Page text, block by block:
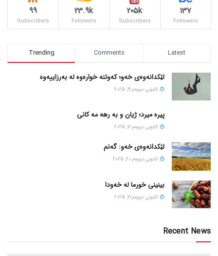
137
Followers
205k
Subscribers
23.9k
Followers
99
Subscribers
Trending Comments Latest
لێکدانەوەی خەو؛ کەوتنە خوارەوە لە بەرزاییەوە
كانونی دووه‌م 19, 2025
پیره میرد؛ ژیان و به رهه مه کانی
كانونی دووه‌م 16, 2025
لێکدانەوەی خەو: گەنم
كانونی دووه‌م 20, 2025
بینینی خورما لە خەودا
كانونی دووه‌م 21, 2025
Recent News